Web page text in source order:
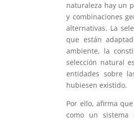
naturaleza hay un
y combinaciones
alternativas. La
que están
ambiente, la
selección natural
entidades sobre
hubiesen existido.
Por ello, afirma
como un